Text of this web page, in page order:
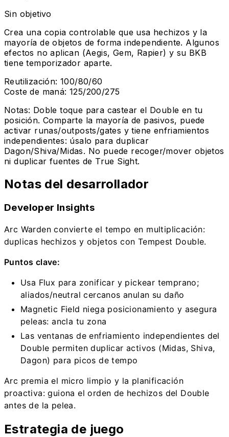
Sin objetivo
Crea una copia controlable que usa hechizos y la
mayoría de objetos de forma independiente. Algunos
efectos no aplican (Aegis, Gem, Rapier) y su BKB
tiene temporizador aparte.
Reutilización:100/80/60
Coste de maná:125/200/275
Notas: Doble toque para castear el Double en tu
posición. Comparte la mayoría de pasivos, puede
activar runas/outposts/gates y tiene enfriamientos
independientes: úsalo para duplicar
Dagon/Shiva/Midas. No puede recoger/mover objetos
ni duplicar fuentes de True Sight.
Notas del desarrollador
Developer Insights
Arc Warden convierte el tempo en multiplicación:
duplicas hechizos y objetos con Tempest Double.
Puntos clave:
Usa Flux para zonificar y pickear temprano;
aliados/neutral cercanos anulan su daño
Magnetic Field niega posicionamiento y asegura
peleas: ancla tu zona
Las ventanas de enfriamiento independientes del
Double permiten duplicar activos (Midas, Shiva,
Dagon) para picos de tempo
Arc premia el micro limpio y la planificación
proactiva: guiona el orden de hechizos del Double
antes de la pelea.
Estrategia de juego